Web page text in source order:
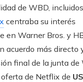
de WBD,
centraba su interés
en Warner Bros. y
acuerdo más directo
final de la junta de
de Netflix de